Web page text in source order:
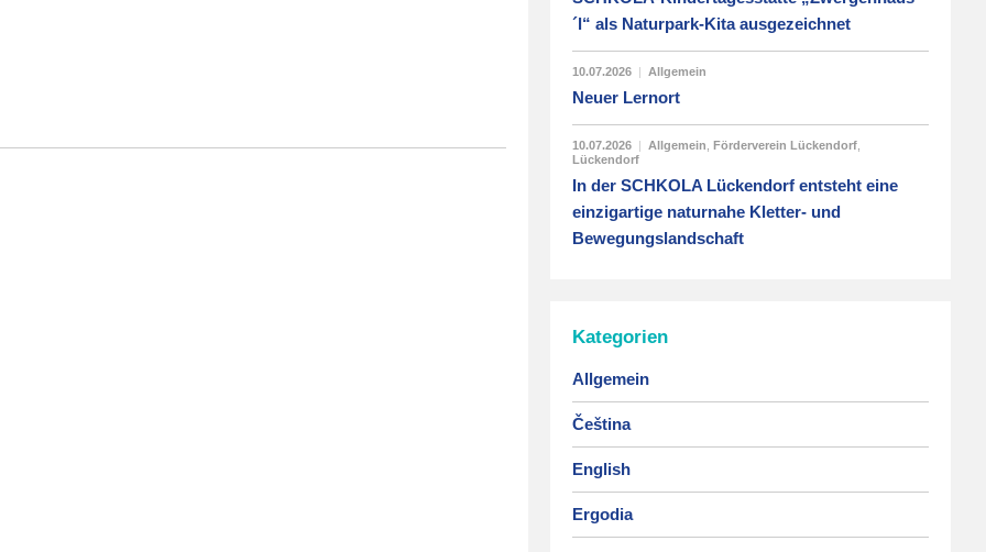
´l“ als Naturpark-Kita ausgezeichnet
10.07.2026 | Allgemein
Neuer Lernort
10.07.2026 | Allgemein Förderverein Lückendorf
Lückendorf
In der SCHKOLA Lückendorf entsteht eine
einzigartige naturnahe Kletter- und
Bewegungslandschaft
Kategorien
Allgemein
Čeština
English
Ergodia